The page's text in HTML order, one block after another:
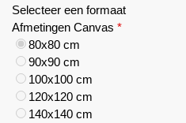
Selecteer een formaat
Afmetingen Canvas *
80x80 cm
90x90 cm
100x100 cm
120x120 cm
140x140 cm